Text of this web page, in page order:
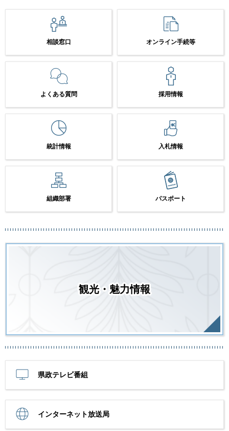
相談窓口 オンライン手続等
よくある質問 採用情報
統計情報 入札情報
組織部署 パスポート
観光・魅力情報
県政テレビ番組
インターネット放送局